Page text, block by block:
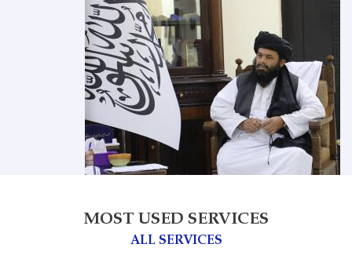
MOST USED SERVICES
ALL SERVICES